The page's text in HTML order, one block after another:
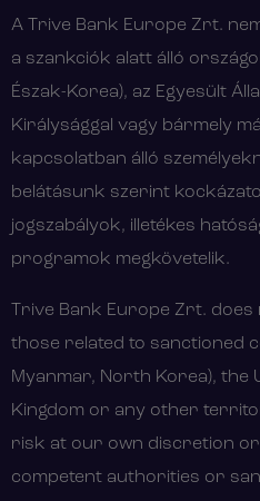
A Trive Bank Europe Zrt.
a szankciók alatt álló
Észak-Korea), az Egyesült
Királysággal vagy bármely
kapcsolatban álló
belátásunk szerint
jogszabályok, illetékes
programok megkövetelik.
Trive Bank Europe Zrt.
those related to sanctioned
Myanmar, North Korea), the
Kingdom or any other
risk at our own discretion
competent authorities or